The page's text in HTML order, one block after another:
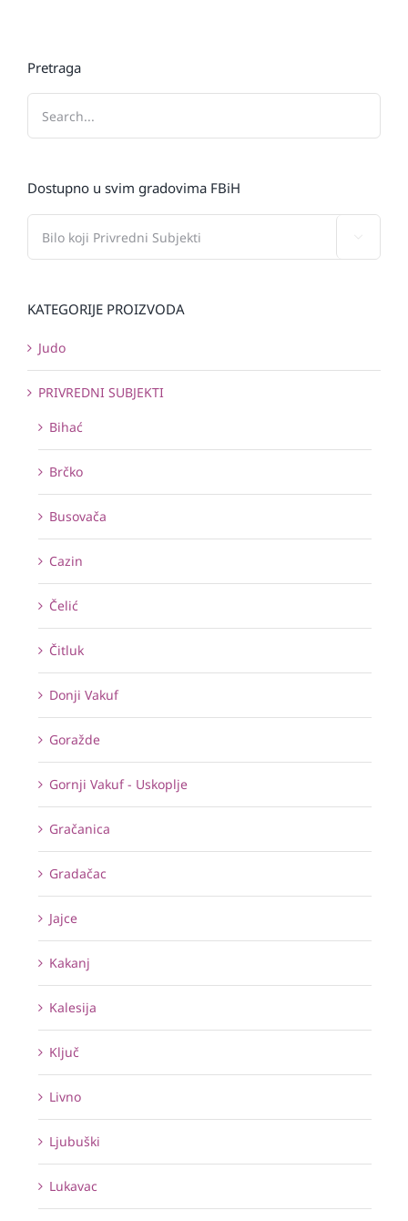
Pretraga
Dostupno u svim gradovima FBiH
KATEGORIJE PROIZVODA
Judo
PRIVREDNI SUBJEKTI
Bihać
Brčko
Busovača
Cazin
Čelić
Čitluk
Donji Vakuf
Goražde
Gornji Vakuf - Uskoplje
Gračanica
Gradačac
Jajce
Kakanj
Kalesija
Ključ
Livno
Ljubuški
Lukavac